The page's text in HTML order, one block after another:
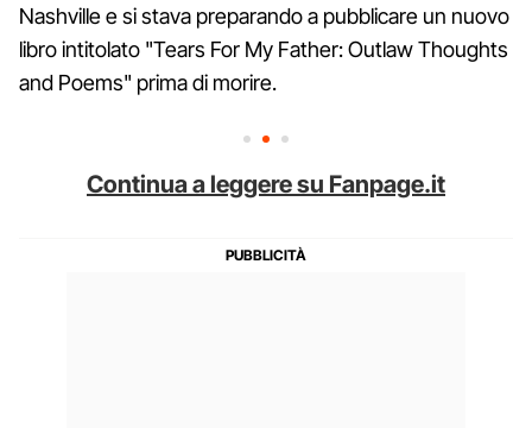
Nashville e si stava preparando a pubblicare un nuovo
libro intitolato "Tears For My Father: Outlaw Thoughts
and Poems" prima di morire.
Continua a leggere su Fanpage.it